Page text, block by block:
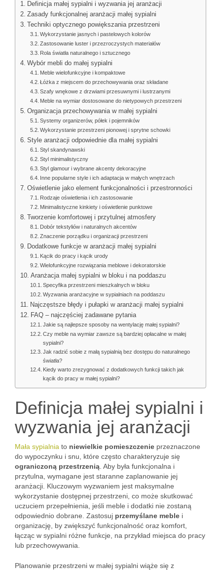
Definicja małej sypialni i wyzwania jej aranżacji
Zasady funkcjonalnej aranżacji małej sypialni
Techniki optycznego powiększania przestrzeni
Wykorzystanie jasnych i pastelowych kolorów
Zastosowanie luster i przezroczystych materiałów
Rola światła naturalnego i sztucznego
Wybór mebli do małej sypialni
Meble wielofunkcyjne i kompaktowe
Łóżka z miejscem do przechowywania oraz składane
Szafy wnękowe z drzwiami przesuwnymi i lustrzanymi
Meble na wymiar dostosowane do nietypowych przestrzeni
Organizacja przechowywania w małej sypialni
Systemy organizerów, półek i pojemników
Wykorzystanie przestrzeni pionowej i sprytne schowki
Style aranżacji odpowiednie dla małej sypialni
Styl skandynawski
Styl minimalistyczny
Styl glamour i wybrane akcenty dekoracyjne
Inne popularne style i ich adaptacja w małych wnętrzach
Oświetlenie jako element funkcjonalności i przestronności
Rodzaje oświetlenia i ich zastosowanie
Minimalistyczne kinkiety i oświetlenie punktowe
Tworzenie komfortowej i przytulnej atmosfery
Dobór tekstyliów i naturalnych akcentów
Znaczenie porządku i organizacji przestrzeni
Dodatkowe funkcje w aranżacji małej sypialni
Kącik do pracy i kącik urody
Wielofunkcyjne rozwiązania meblowe i dekoratorskie
Aranżacja małej sypialni w bloku i na poddaszu
Specyfika przestrzeni mieszkalnych w bloku
Wyzwania aranżacyjne w sypialniach na poddaszu
Najczęstsze błędy i pułapki w aranżacji małej sypialni
FAQ – najczęściej zadawane pytania
Jakie są najlepsze sposoby na wentylację małej sypialni?
Czy meble na wymiar zawsze są bardziej opłacalne w małej
sypialni?
Jak radzić sobie z małą sypialnią bez dostępu do naturalnego
światła?
Kiedy warto zrezygnować z dodatkowych funkcji takich jak
kącik do pracy w małej sypialni?
Definicja małej sypialni i
wyzwania jej aranżacji
Mała sypialnia to niewielkie pomieszczenie przeznaczone
do wypoczynku i snu, które często charakteryzuje się
ograniczoną przestrzenią . Aby była funkcjonalna i
przytulna, wymagane jest staranne zaplanowanie jej
aranżacji. Kluczowym wyzwaniem jest maksymalne
wykorzystanie dostępnej przestrzeni, co może skutkować
uczuciem przepełnienia, jeśli meble i dodatki nie zostaną
odpowiednio dobrane. Zastosuj przemyślane meble i
organizację, by zwiększyć funkcjonalność oraz komfort,
łącząc w sypialni różne funkcje, na przykład miejsca do pracy
lub przechowywania.
Planowanie przestrzeni w małej sypialni wiąże się z